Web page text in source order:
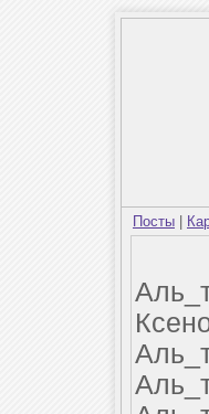
Посты